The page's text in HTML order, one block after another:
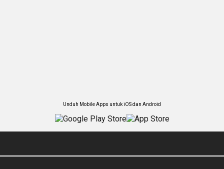
Unduh Mobile Apps untuk iOS dan Android